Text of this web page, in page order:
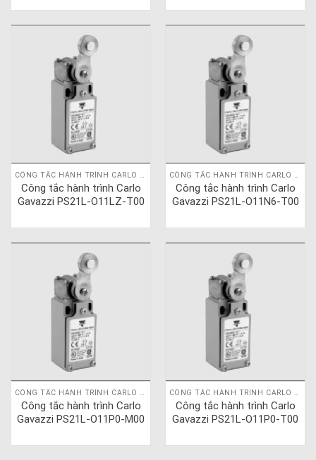
Công tắc hành trình Carlo
Gavazzi PS21L-O11LZ-T00
Công tắc hành trình Carlo
Gavazzi PS21L-O11N6-T00
CÔNG TẮC HÀNH TRÌNH CARLO GAVAZZI
Công tắc hành trình Carlo
Gavazzi PS21L-O11P0-M00
CÔNG TẮC HÀNH TRÌNH CARLO GAVAZZI
Công tắc hành trình Carlo
Gavazzi PS21L-O11P0-T00